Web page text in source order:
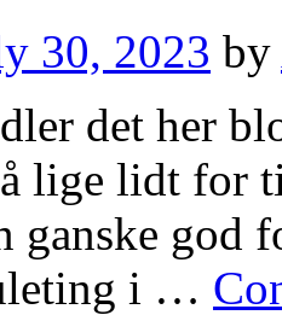
30, 2023 by
det her
lige lidt for
ganske god
i …